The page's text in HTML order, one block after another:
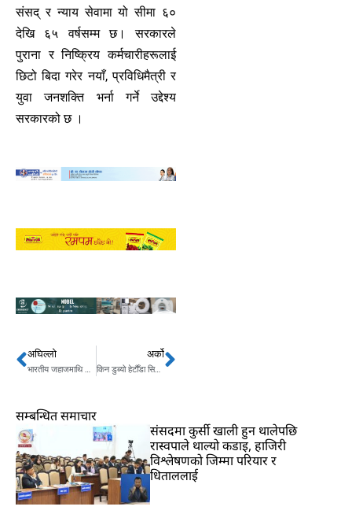
संसद् र न्याय सेवामा यो सीमा ६०
देखि ६५ वर्षसम्म छ। सरकारले
पुराना र निष्क्रिय कर्मचारीहरूलाई
छिटो बिदा गरेर नयाँ, प्रविधिमैत्री र
युवा जनशक्ति भर्ना गर्ने उद्देश्य
सरकारको छ ।
Prev
अघिल्लो अर्को
किन डुब्यो हेटौँडा सिमेन्ट ? बालेन सरकारले कसरीे बचाउला ? Next
सम्बन्धित समाचार
संसदमा कुर्सी खाली हुन थालेपछि
रास्वपाले थाल्यो कडाइ, हाजिरी
विश्लेषणको जिम्मा परियार र
धिताललाई